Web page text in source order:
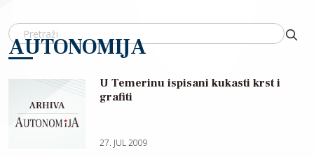
AUTONOMIJA
U Temerinu ispisani kukasti krst i
grafiti
27. JUL 2009